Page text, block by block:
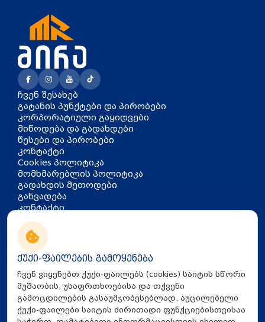
კონტაქტი
თბილისი, აკაკი წერეთლის
გამზირი 126
info@mira.ge
032 235 60 01
ჩვენ შესახებ
გატანის პუნქტები და პირობები
კორპორატიული გაყიდვები
მიწოდება და გადახდები
წესები და პირობები
კონტაქტი
Cookies პოლიტიკა
მომხმარებლის პოლიტიკა
გადახდის მეთოდები
განვადება
ქუქი-ფაილების გამოყენება
ჩვენ ვიყენებთ ქუქი-ფაილებს (cookies) საიტის სწორი
მუშაობის, უსაფრთხოებისა და თქვენი
გამოცდილების გასაუმჯობესებლად. აუცილებელი
ქუქი-ფაილები საიტის ძირითადი ფუნქციებისთვისაა